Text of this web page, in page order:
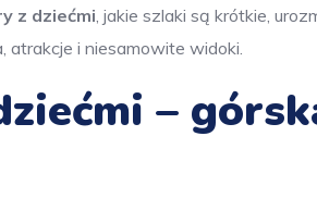
z dziećmi , jakie szlaki są krótkie,
atrakcje i niesamowite widoki.
–